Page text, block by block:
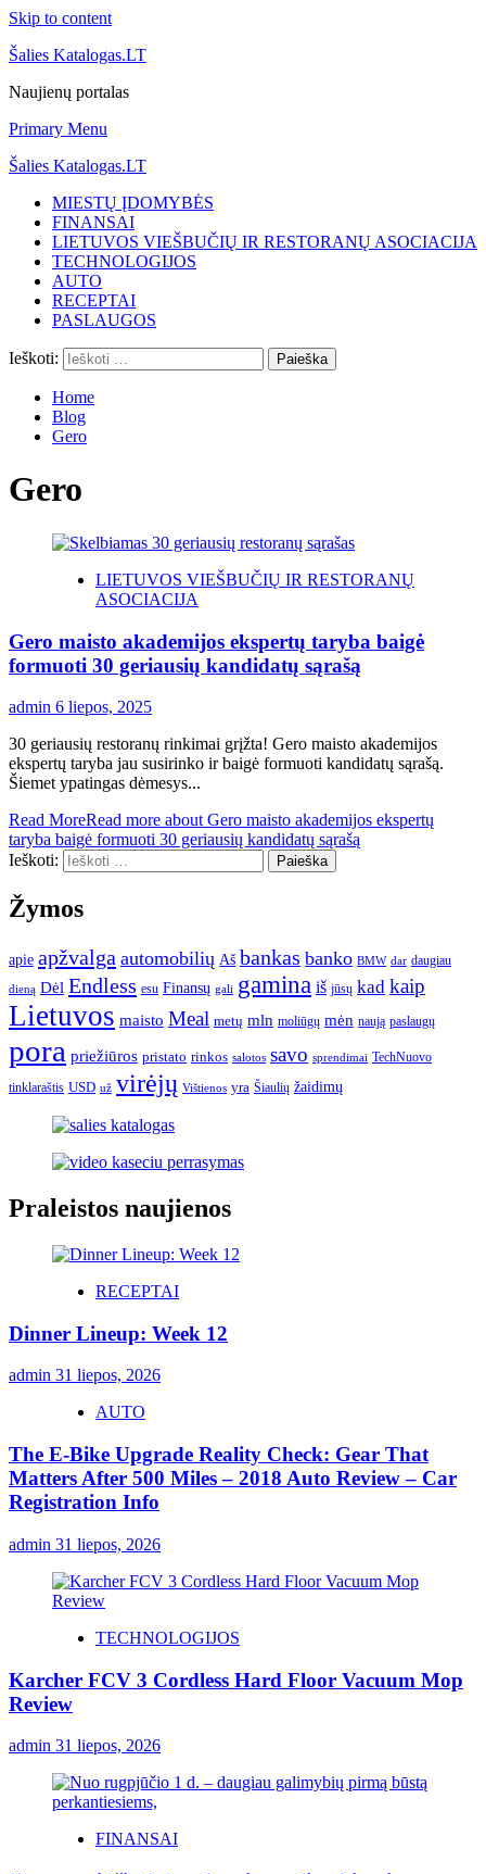
Skip to content
Šalies Katalogas.LT
Naujienų portalas
Primary Menu
Šalies Katalogas.LT
MIESTŲ ĮDOMYBĖS
FINANSAI
LIETUVOS VIEŠBUČIŲ IR RESTORANŲ ASOCIACIJA
TECHNOLOGIJOS
AUTO
RECEPTAI
PASLAUGOS
Ieškoti:
Home
Blog
Gero
Gero
LIETUVOS VIEŠBUČIŲ IR RESTORANŲ
ASOCIACIJA
Gero maisto akademijos ekspertų taryba baigė
formuoti 30 geriausių kandidatų sąrašą
admin 6 liepos, 2025
30 geriausių restoranų rinkimai grįžta! Gero maisto akademijos
ekspertų taryba jau susirinko ir baigė formuoti kandidatų sąrašą.
Šiemet ypatingas dėmesys...
Read MoreRead more about Gero maisto akademijos ekspertų
taryba baigė formuoti 30 geriausių kandidatų sąrašą
Ieškoti:
Žymos
apie apžvalga automobilių Aš bankas banko BMW dar daugiau
dieną Dėl Endless esu Finansų gali gamina iš jūsų kad kaip
Lietuvos maisto Meal metų mln moliūgų mėn naują paslaugų
pora priežiūros pristato rinkos salotos savo sprendimai TechNuovo
tinklaraštis USD už virėjų Vištienos yra Šiaulių žaidimų
Praleistos naujienos
RECEPTAI
Dinner Lineup: Week 12
admin 31 liepos, 2026
AUTO
The E-Bike Upgrade Reality Check: Gear That
Matters After 500 Miles – 2018 Auto Review – Car
Registration Info
admin 31 liepos, 2026
TECHNOLOGIJOS
Karcher FCV 3 Cordless Hard Floor Vacuum Mop
Review
admin 31 liepos, 2026
FINANSAI